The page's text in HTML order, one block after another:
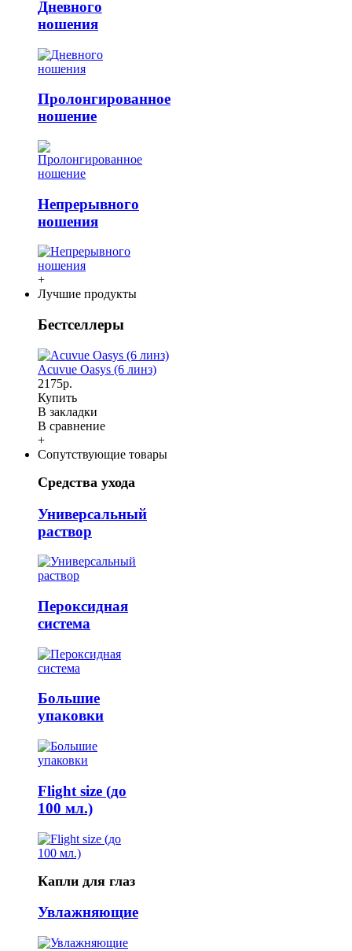
Дневного
ношения
Пролонгированное
ношение
Непрерывного
ношения
+
Лучшие продукты
Бестселлеры
Acuvue Oasys (6 линз)
2175р.
Купить
В закладки
В сравнение
+
Сопутствующие товары
Средства ухода
Универсальный
раствор
Пероксидная
система
Большие
упаковки
Flight size (до
100 мл.)
Капли для глаз
Увлажняющие